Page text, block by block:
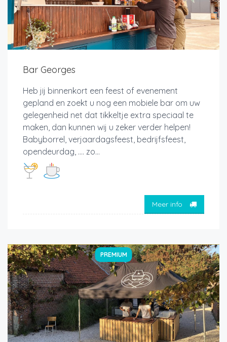
Bar Georges
Heb jij binnenkort een feest of evenement
gepland en zoekt u nog een mobiele bar om uw
gelegenheid net dat tikkeltje extra speciaal te
maken, dan kunnen wij u zeker verder helpen!
Babyborrel, verjaardagsfeest, bedrijfsfeest,
opendeurdag, …. zo...
Meer info
PREMIUM